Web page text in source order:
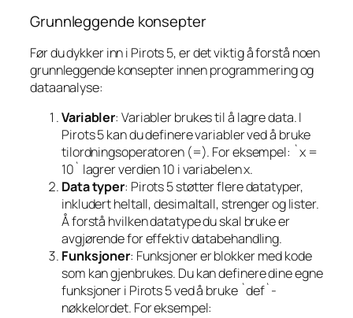
Grunnleggende konsepter
Før du dykker inn i Pirots 5, er det viktig å forstå noen
grunnleggende konsepter innen programmering og
dataanalyse:
Variabler: Variabler brukes til å lagre data. I
Pirots 5 kan du definere variabler ved å bruke
tilordningsoperatoren (=). For eksempel: `x =
10` lagrer verdien 10 i variabelen x.
Data typer: Pirots 5 støtter flere datatyper,
inkludert heltall, desimaltall, strenger og lister.
Å forstå hvilken datatype du skal bruke er
avgjørende for effektiv databehandling.
Funksjoner: Funksjoner er blokker med kode
som kan gjenbrukes. Du kan definere dine egne
funksjoner i Pirots 5 ved å bruke `def`-
nøkkelordet. For eksempel: